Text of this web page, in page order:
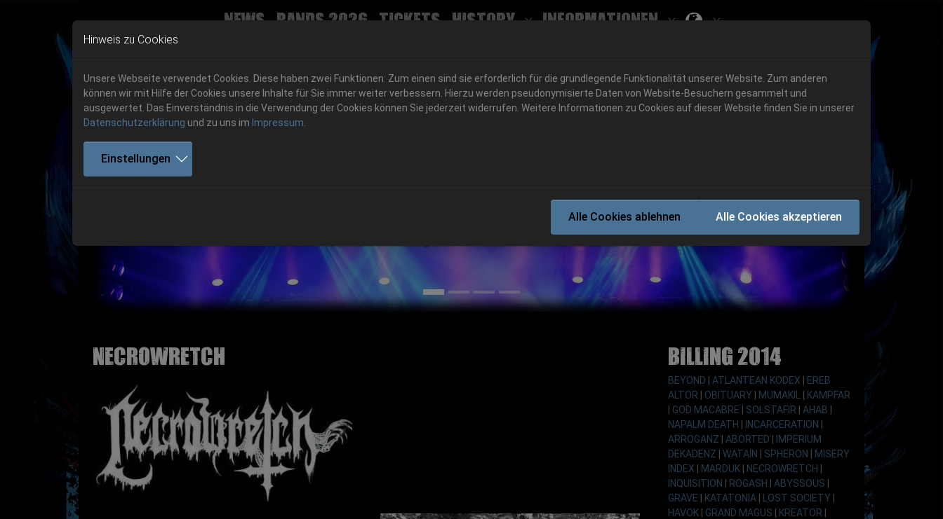
Skip to main navigation
Skip to main content
Skip to page footer
News Bands 2026 Tickets History Informationen
Submenu for "Informationen"
06.-08. August 2026
Get your tickets!
06.-08. August 2026
Hell Is Here
06.-08. August 2026
Schlotheim, Flugplatz Obermehler
Previous
NECROWRETCH Billing 2014
BEYOND ATLANTEAN KODEX
EREB
ALTOR
OBITUARY MUMAKIL
KAMPFAR
GOD MACABRE SOLSTAFIR AHAB
NAPALM DEATH
INCARCERATION
ARROGANZ
ABORTED
IMPERIUM
DEKADENZ
WATAIN SPHERON
MISERY
INDEX
MARDUK NECROWRETCH
INQUISITION
ROGASH ABYSSOUS
GRAVE
KATATONIA LOST SOCIETY
HAVOK
GRAND MAGUS KREATOR
Hinweis zu Cookies
Unsere Webseite verwendet Cookies. Diese haben zwei Funktionen: Zum einen sind sie erforderlich für die grundlegende Funktionalität unserer Website. Zum anderen
können wir mit Hilfe der Cookies unsere Inhalte für Sie immer weiter verbessern. Hierzu werden pseudonymisierte Daten von Website-Besuchern gesammelt und
ausgewertet. Das Einverständnis in die Verwendung der Cookies können Sie jederzeit widerrufen. Weitere Informationen zu Cookies auf dieser Website finden Sie in unserer
Datenschutzerklärung und zu uns im Impressum
Einstellungen
Alle Cookies ablehnen Alle Cookies akzeptieren